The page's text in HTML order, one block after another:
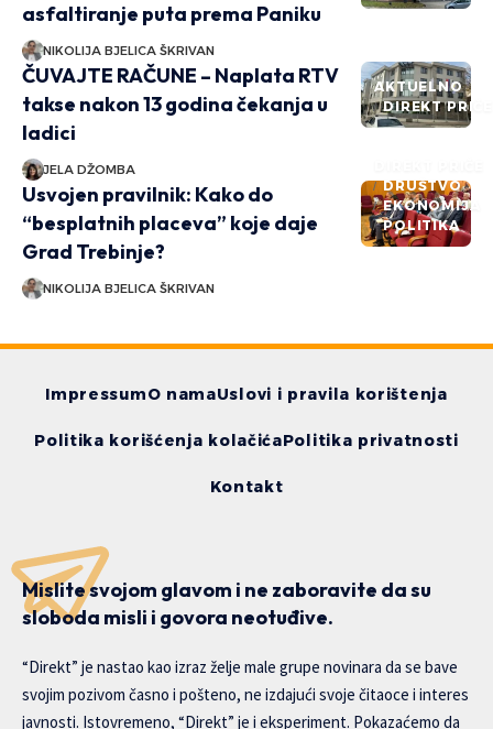
asfaltiranje puta prema Paniku
NIKOLIJA BJELICA ŠKRIVAN
AKTUELNO
DIREKT PRIČE
ČUVAJTE RAČUNE – Naplata RTV
takse nakon 13 godina čekanja u
ladici
JELA DŽOMBA
DRUŠTVO
EKONOMIJA
POLITIKA
Usvojen pravilnik: Kako do
“besplatnih placeva” koje daje
Grad Trebinje?
NIKOLIJA BJELICA ŠKRIVAN
ImpressumO namaUslovi i pravila korištenja
Politika korišćenja kolačićaPolitika privatnosti
Kontakt
Mislite svojom glavom i ne zaboravite da su
sloboda misli i govora neotuđive.
“Direkt” je nastao kao izraz želje male grupe novinara da se bave
svojim pozivom časno i pošteno, ne izdajući svoje čitaoce i interes
javnosti. Istovremeno, “Direkt” je i eksperiment. Pokazaćemo da